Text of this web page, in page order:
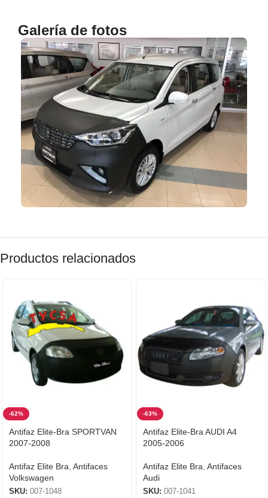
Galería de fotos
Productos relacionados
-62%
Antifaz Elite-Bra SPORTVAN
2007-2008
Antifaz Elite Bra Antifaces
Volkswagen
SKU: 007-1048
-63%
Antifaz Elite-Bra AUDI A4
2005-2006
Antifaz Elite Bra Antifaces
Audi
SKU: 007-1041